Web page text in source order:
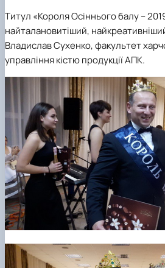
Титул «Короля Осіннього балу –
найталановитіший,
Владислав Сухенко, факультет
управління кістю продукції АПК.